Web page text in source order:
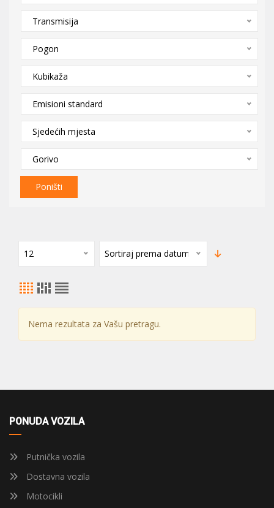
Transmisija
Pogon
Kubikaža
Emisioni standard
Sjedećih mjesta
Gorivo
Poništi
12 Sortiraj prema datumu
Nema rezultata za Vašu pretragu.
PONUDA VOZILA
Putnička vozila
Dostavna vozila
Motocikli